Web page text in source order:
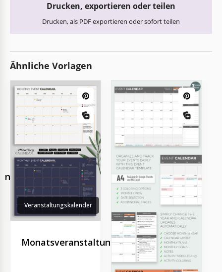
Drucken, exportieren oder teilen
Drucken, als PDF exportieren oder sofort teilen
Ähnliche Vorlagen
Veranstaltungskalender
Monatsveranstaltungskalender